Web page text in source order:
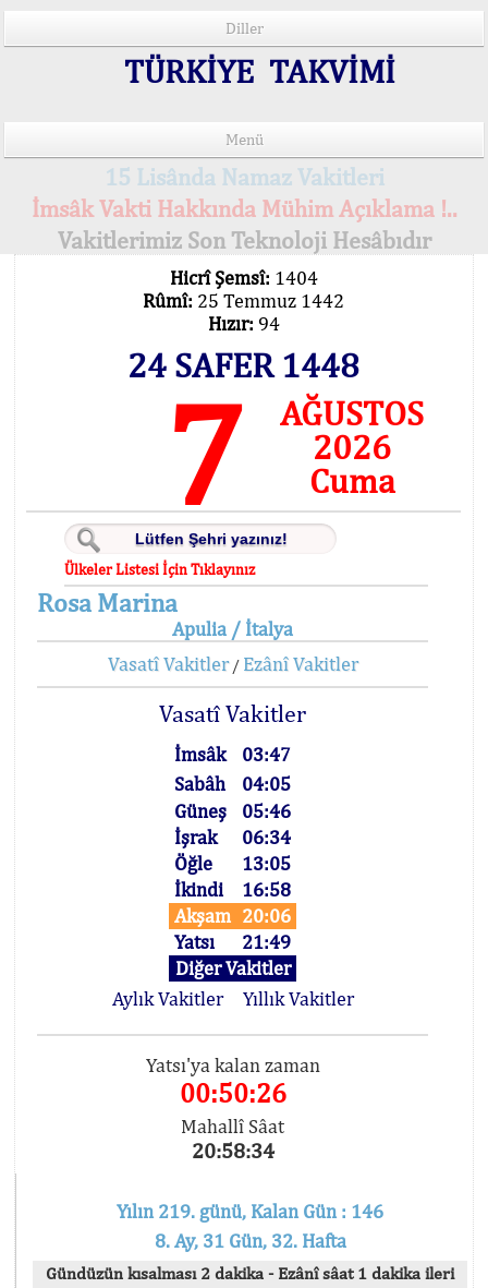
Diller
TÜRKİYE TAKVİMİ
Menü
15 Lisânda Namaz Vakitleri
İmsâk Vakti Hakkında Mühim Açıklama !..
Vakitlerimiz Son Teknoloji Hesâbıdır
Hicrî Şemsî: 1404
Rûmî: 25 Temmuz 1442
Hızır: 94
24 SAFER 1448
7
AĞUSTOS
2026
Cuma
Ülkeler Listesi İçin Tıklayınız
Rosa Marina
Apulia / İtalya
Vasatî Vakitler/ Ezânî Vakitler
Vasatî Vakitler
İmsâk
03:47
Sabâh
04:05
Güneş
05:46
İşrak
06:34
Öğle
13:05
İkindi
16:58
Akşam 20:06
Yatsı
21:49
Diğer Vakitler
Aylık Vakitler
Yıllık Vakitler
Yatsı'ya kalan zaman
00:50:26
Mahallî Sâat
20:58:34
Yılın 219. günü, Kalan Gün : 146
8. Ay, 31 Gün, 32. Hafta
Gündüzün kısalması 2 dakika - Ezânî sâat 1 dakika ileri